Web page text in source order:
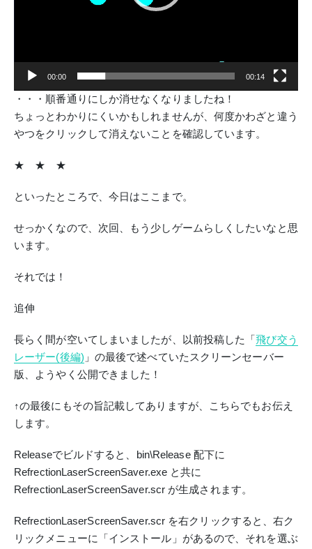
00:00 00:14
・・・順番通りにしか消せなくなりましたね！
ちょっとわかりにくいかもしれませんが、何度かわざと違う
やつをクリックして消えないことを確認しています。
★ ★ ★
といったところで、今日はここまで。
せっかくなので、次回、もう少しゲームらしくしたいなと思
います。
それでは！
追伸
長らく間が空いてしまいましたが、以前投稿した「飛び交う
レーザー(後編) 」の最後で述べていたスクリーンセーバー
版、ようやく公開できました！
↑の最後にもその旨記載してありますが、こちらでもお伝え
します。
Releaseでビルドすると、bin\Release 配下に
RefrectionLaserScreenSaver.exe と共に
RefrectionLaserScreenSaver.scr が生成されます。
RefrectionLaserScreenSaver.scr を右クリックすると、右ク
リックメニューに「インストール」があるので、それを選ぶ